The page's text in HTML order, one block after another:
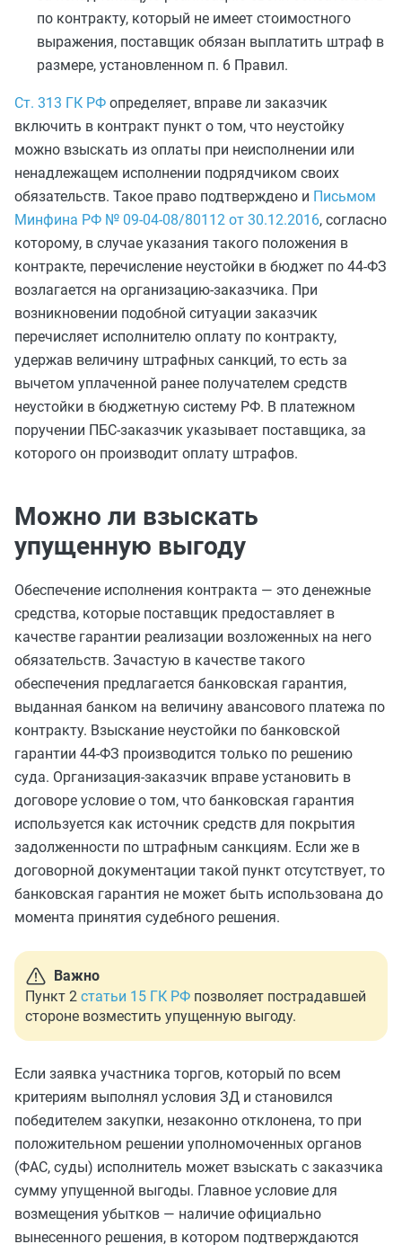
по контракту, который не имеет стоимостного
выражения, поставщик обязан выплатить штраф в
размере, установленном п. 6 Правил.
Ст. 313 ГК РФ определяет, вправе ли заказчик
включить в контракт пункт о том, что неустойку
можно взыскать из оплаты при неисполнении или
ненадлежащем исполнении подрядчиком своих
обязательств. Такое право подтверждено и Письмом
Минфина РФ № 09-04-08/80112 от 30.12.2016, согласно
которому, в случае указания такого положения в
контракте, перечисление неустойки в бюджет по 44-ФЗ
возлагается на организацию-заказчика. При
возникновении подобной ситуации заказчик
перечисляет исполнителю оплату по контракту,
удержав величину штрафных санкций, то есть за
вычетом уплаченной ранее получателем средств
неустойки в бюджетную систему РФ. В платежном
поручении ПБС-заказчик указывает поставщика, за
которого он производит оплату штрафов.
Можно ли взыскать
упущенную выгоду
Обеспечение исполнения контракта — это денежные
средства, которые поставщик предоставляет в
качестве гарантии реализации возложенных на него
обязательств. Зачастую в качестве такого
обеспечения предлагается банковская гарантия,
выданная банком на величину авансового платежа по
контракту. Взыскание неустойки по банковской
гарантии 44-ФЗ производится только по решению
суда. Организация-заказчик вправе установить в
договоре условие о том, что банковская гарантия
используется как источник средств для покрытия
задолженности по штрафным санкциям. Если же в
договорной документации такой пункт отсутствует, то
банковская гарантия не может быть использована до
момента принятия судебного решения.
Важно
Пункт 2 статьи 15 ГК РФ позволяет пострадавшей
стороне возместить упущенную выгоду.
Если заявка участника торгов, который по всем
критериям выполнял условия ЗД и становился
победителем закупки, незаконно отклонена, то при
положительном решении уполномоченных органов
(ФАС, суды) исполнитель может взыскать с заказчика
сумму упущенной выгоды. Главное условие для
возмещения убытков — наличие официально
вынесенного решения, в котором подтверждаются